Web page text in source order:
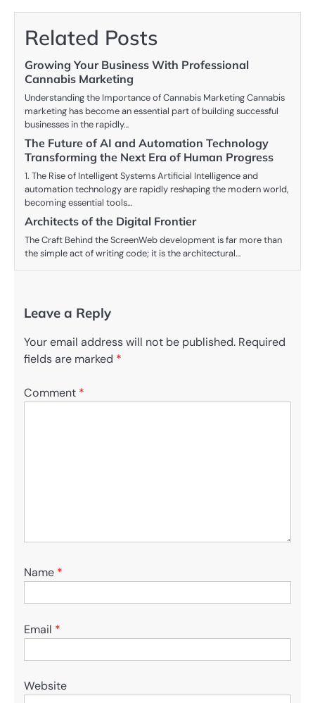
Related Posts
Growing Your Business With Professional
Cannabis Marketing
Understanding the Importance of Cannabis Marketing Cannabis
marketing has become an essential part of building successful
businesses in the rapidly…
The Future of AI and Automation Technology
Transforming the Next Era of Human Progress
1. The Rise of Intelligent Systems Artificial Intelligence and
automation technology are rapidly reshaping the modern world,
becoming essential tools…
Architects of the Digital Frontier
The Craft Behind the ScreenWeb development is far more than
the simple act of writing code; it is the architectural…
Leave a Reply
Your email address will not be published. Required
fields are marked *
Comment *
Name *
Email *
Website